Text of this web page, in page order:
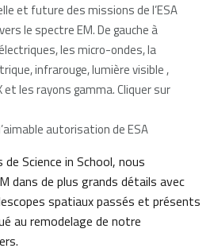
et future des missions de l’ESA
le spectre EM. De gauche à
les micro-ondes, la
infrarouge, lumière visible ,
les rayons gamma. Cliquer sur
autorisation de ESA
Science in School, nous
dans de plus grands détails avec
spatiaux passés et présents
au remodelage de notre